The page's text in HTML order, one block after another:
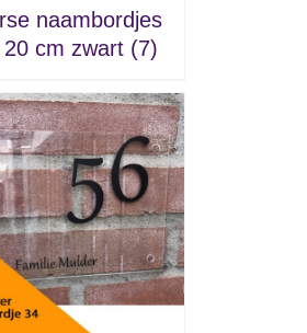
naambordjes
20 cm zwart (7)